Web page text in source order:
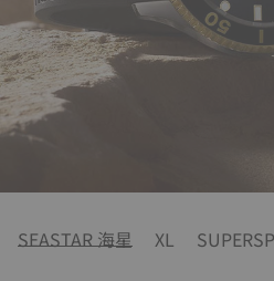
SEASTAR 海星 XL